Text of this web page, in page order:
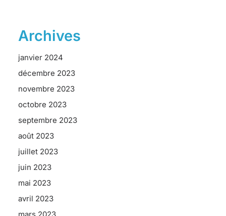
Archives
janvier 2024
décembre 2023
novembre 2023
octobre 2023
septembre 2023
août 2023
juillet 2023
juin 2023
mai 2023
avril 2023